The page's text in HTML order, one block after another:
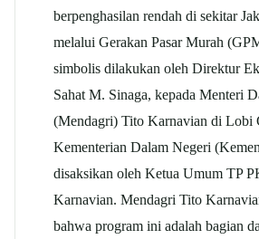
berpenghasilan rendah di sekitar
melalui Gerakan Pasar Murah
simbolis dilakukan oleh Direktur
Sahat M. Sinaga, kepada Menteri
(Mendagri) Tito Karnavian di Lobi
Kementerian Dalam Negeri
disaksikan oleh Ketua Umum TP
Karnavian. Mendagri Tito
bahwa program ini adalah bagian